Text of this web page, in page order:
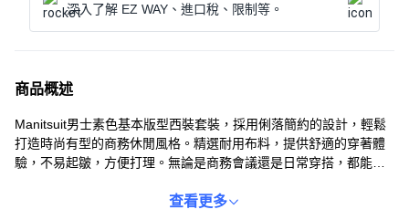
深入了解 EZ WAY、進口稅、限制等。
商品概述
Manitsuit男士素色基本版型西裝套裝，採用俐落簡約的設計，輕鬆
打造時尚有型的商務休閒風格。精選耐用布料，提供舒適的穿著體
驗，不易起皺，方便打理。無論是商務會議還是日常穿搭，都能展
與魅力。黑色系更顯沉穩內斂，是您衣櫥中不可或缺的經典單品。
查看更多